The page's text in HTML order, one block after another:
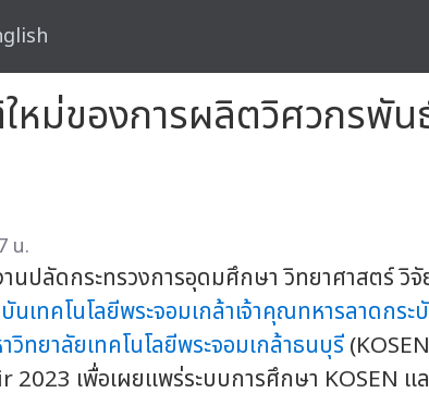
หม่ของการผลิตวิศวกรพั
น.
นปลัดกระทรวงการอุดมศึกษา วิทยาศาสตร์ วิจั
นเทคโนโลยีพระจอมเกล้าเจ้าคุณทหารลาดกระ
วิทยาลัยเทคโนโลยีพระจอมเกล้าธนบุรี(KOSEN
เพื่อเผยแพร่ระบบการศึกษา KOSEN แ